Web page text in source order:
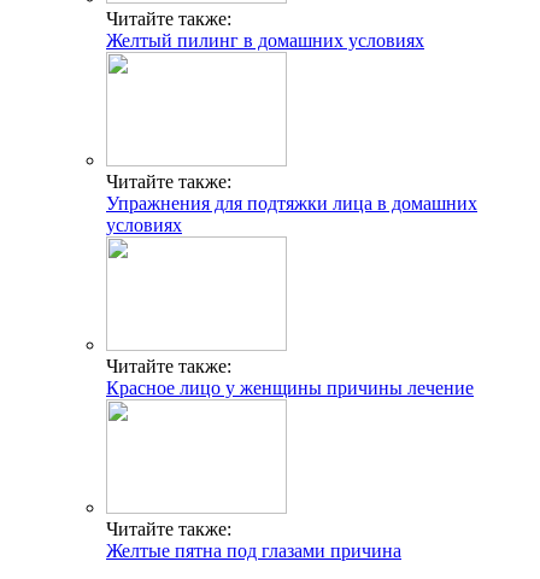
Читайте также:
Желтый пилинг в домашних условиях
Читайте также:
Упражнения для подтяжки лица в домашних
условиях
Читайте также:
Красное лицо у женщины причины лечение
Читайте также:
Желтые пятна под глазами причина